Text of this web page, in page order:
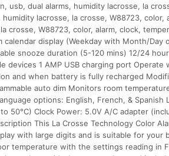
usb, dual alarms, humidity lacrosse, la
lacrosse, la crosse, W88723, color,
crosse, W88723, color, alarm, clock,
display (Weekday with Month/Day
snooze duration (5-120 mins) 12/24
devices 1 AMP USB charging port Operate
and when battery is fully recharged
auto dim Monitors room
options: English, French, & Spanish
50°C) Clock Power: 5.0V A/C adapter
This La Crosse Technology Color
with large digits and is suitable for your
temperature with the settings reading in